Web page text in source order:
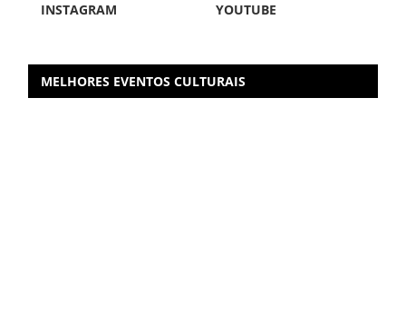
INSTAGRAM
YOUTUBE
MELHORES EVENTOS CULTURAIS